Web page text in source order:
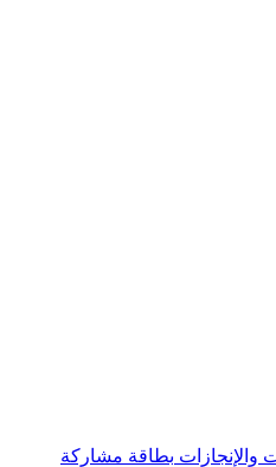
والإنجازات بطاقة مشاركة